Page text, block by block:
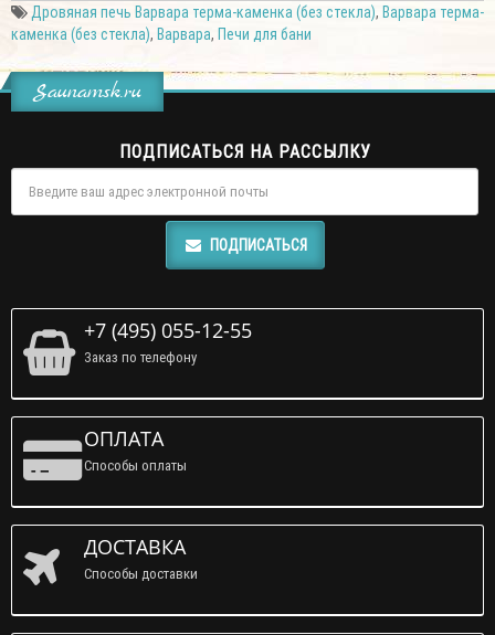
Дровяная печь Варвара терма-каменка (без стекла), Варвара терма-
каменка (без стекла), Варвара, Печи для бани
Saunamsk.ru
ПОДПИСАТЬСЯ НА РАССЫЛКУ
ПОДПИСАТЬСЯ
+7 (495) 055-12-55
Заказ по телефону
ОПЛАТА
Способы оплаты
ДОСТАВКА
Способы доставки